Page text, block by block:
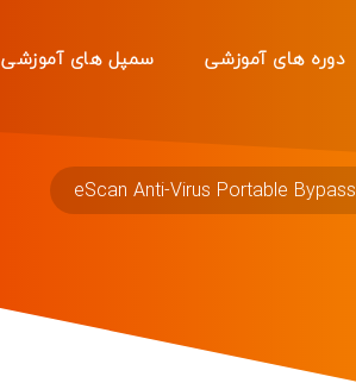
دوره های آموزشی سمپل های آموزشی
eScan Anti-Virus Portable Bypass